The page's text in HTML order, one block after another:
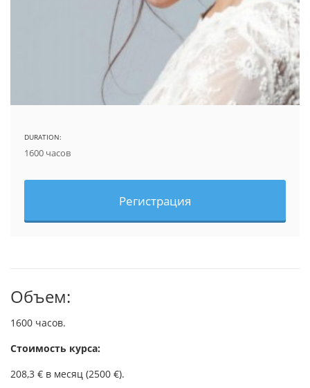
DURATION:
1600 часов
Регистрация
Объем:
1600 часов.
Стоимость курса:
208,3 € в месяц (2500 €).